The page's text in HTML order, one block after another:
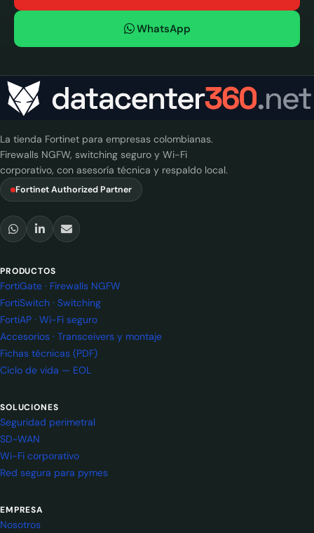
WhatsApp
La tienda Fortinet para empresas colombianas.
Firewalls NGFW, switching seguro y Wi-Fi
corporativo, con asesoría técnica y respaldo local.
Fortinet Authorized Partner
PRODUCTOS
FortiGate · Firewalls NGFW
FortiSwitch · Switching
FortiAP · Wi-Fi seguro
Accesorios · Transceivers y montaje
Fichas técnicas (PDF)
Ciclo de vida — EOL
SOLUCIONES
Seguridad perimetral
SD-WAN
Wi-Fi corporativo
Red segura para pymes
EMPRESA
Nosotros